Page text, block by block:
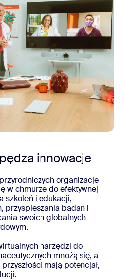
innowacje
organizacje
w chmurze do efektywnej
szkoleń i edukacji,
przyspieszania badań i
swoich globalnych
narzędzi do
mnożą się, a
mają potencjał,